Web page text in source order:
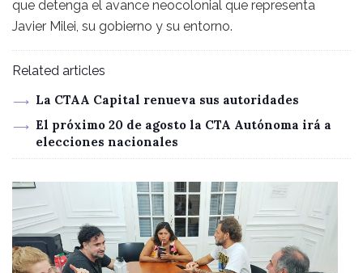
que detenga el avance neocolonial que representa
Javier Milei, su gobierno y su entorno.
Related articles
La CTAA Capital renueva sus autoridades
El próximo 20 de agosto la CTA Autónoma irá a
elecciones nacionales